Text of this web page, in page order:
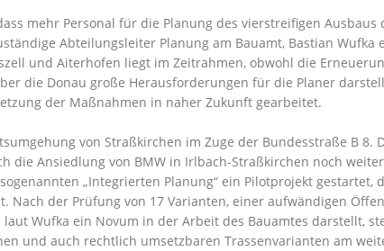
mehr Personal für die Planung des vierstreifigen Ausbaus
Abteilungsleiter Planung am Bauamt, Bastian Wufka
und Aiterhofen liegt im Zeitrahmen, obwohl die
die Donau große Herausforderungen für die Planer
der Maßnahmen in naher Zukunft gearbeitet.
von Straßkirchen im Zuge der Bundesstraße B 8.
Ansiedlung von BMW in Irlbach-Straßkirchen noch
„Integrierten Planung“ ein Pilotprojekt gestartet,
der Prüfung von 17 Varianten, einer aufwändigen
Wufka ein Novum in der Arbeit des Bauamtes darstellt,
und auch rechtlich umsetzbaren Trassenvarianten am